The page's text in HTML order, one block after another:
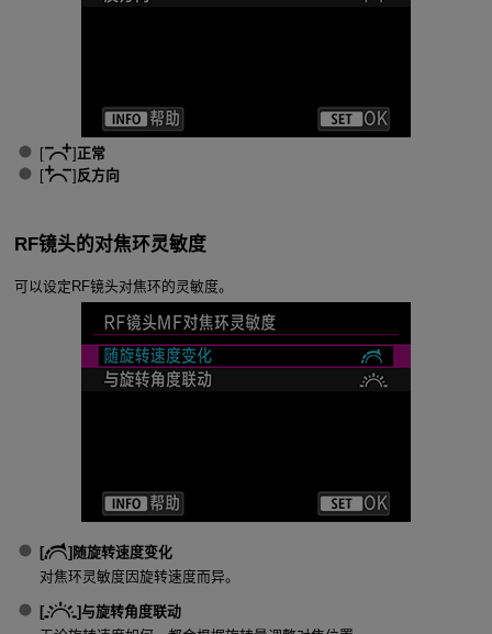
[ ]正常
[
]反方向
RF镜头的对焦环灵敏度
可以设定RF镜头对焦环的灵敏度。
[ ] 随旋转速度变化
对焦环灵敏度因旋转速度而异。
[ ]与旋转角度联动